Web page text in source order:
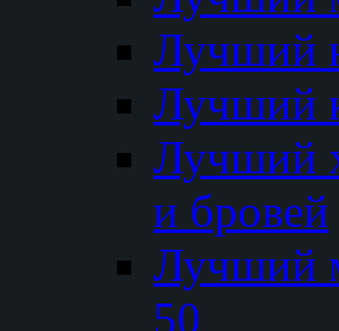
Лучший
Лучший
Лучший
и бровей
Лучший
50